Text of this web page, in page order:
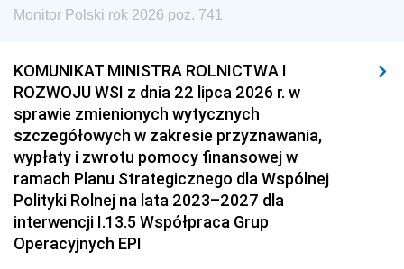
Monitor Polski rok 2026 poz. 741
KOMUNIKAT MINISTRA ROLNICTWA I
ROZWOJU WSI z dnia 22 lipca 2026 r. w
sprawie zmienionych wytycznych
szczegółowych w zakresie przyznawania,
wypłaty i zwrotu pomocy finansowej w
ramach Planu Strategicznego dla Wspólnej
Polityki Rolnej na lata 2023–2027 dla
interwencji I.13.5 Współpraca Grup
Operacyjnych EPI